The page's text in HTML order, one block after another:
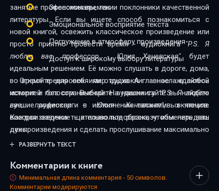
занятые профессионалы, так и поклонники качественной
литературы. Если вы ищете способ познакомиться с
новой книгой, освежить классическое произведение или
просто приятно провести время - аудиокнига"P.S. Я
люблю вас, профессор - Юлия Ханевская"будет
идеальным решением. Её можно слушать в дороге, дома,
во время тренировок или отдыха. А главное - в любой
момент и без ограничений. На нашем сайте вы найдёте
лучшие аудиокниги в исполнении талантливых чтецов.
Каждая озвучка тщательно подобрана, чтобы передать
дух произведения и сделать прослушивание максимально
комфортным. Новинки и классика, фантастика и драма,
каждый нашёл книгу по душе.
Экономия времени
Эмоциональное восприятие текста
Погружение в атмосферу произведения
Доступ к широкому выбору литературы
Откройте для себя мир аудиокниг - наслаждайтесь
историей голосом. Выберите аудиокнигу"P.S. Я люблю
вас, профессор - Юлия Ханевская", включите
воспроизведение - и позвольте рассказу изменить ваш
день.
РАЗВЕРНУТЬ ТЕКСТ
Комментарии к книге
Минимальная длина комментария - 50 символов.
Комментарии модерируются